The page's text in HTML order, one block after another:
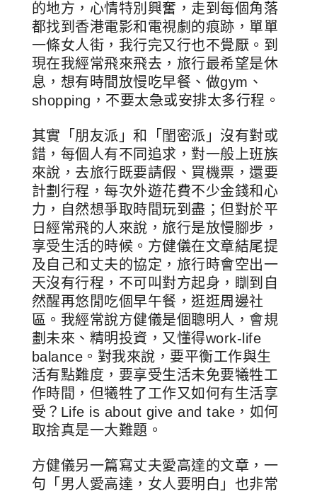
的地方，心情特別興奮，走到每個角落
都找到香港電影和電視劇的痕跡，單單
一條女人街，我行完又行也不覺厭。到
現在我經常飛來飛去，旅行最希望是休
息，想有時間放慢吃早餐、做gym、
shopping，不要太急或安排太多行程。
其實「朋友派」和「閨密派」沒有對或
錯，每個人有不同追求，對一般上班族
來說，去旅行既要請假、買機票，還要
計劃行程，每次外遊花費不少金錢和心
力，自然想爭取時間玩到盡；但對於平
日經常飛的人來說，旅行是放慢腳步，
享受生活的時候。方健儀在文章結尾提
及自己和丈夫的協定，旅行時會空出一
天沒有行程，不可叫對方起身，瞓到自
然醒再悠閒吃個早午餐，逛逛周邊社
區。我經常說方健儀是個聰明人，會規
劃未來、精明投資，又懂得work-life
balance。對我來說，要平衡工作與生
活有點難度，要享受生活未免要犧牲工
作時間，但犧牲了工作又如何有生活享
受？Life is about give and take，如何
取捨真是一大難題。
方健儀另一篇寫丈夫愛高達的文章，一
句「男人愛高達，女人要明白」也非常